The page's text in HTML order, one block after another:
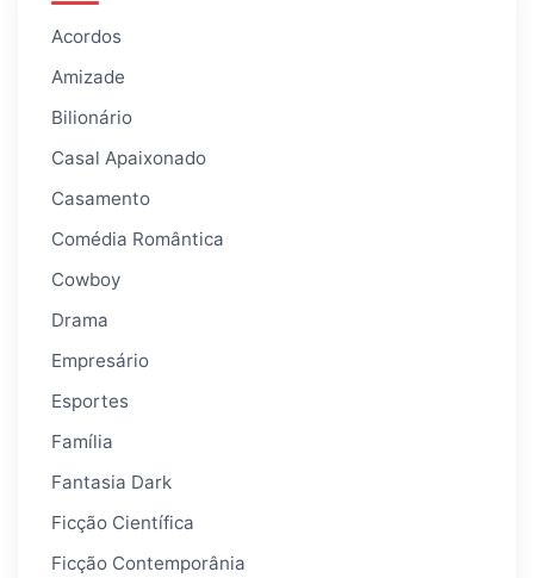
Acordos
Amizade
Bilionário
Casal Apaixonado
Casamento
Comédia Romântica
Cowboy
Drama
Empresário
Esportes
Família
Fantasia Dark
Ficção Científica
Ficção Contemporânia